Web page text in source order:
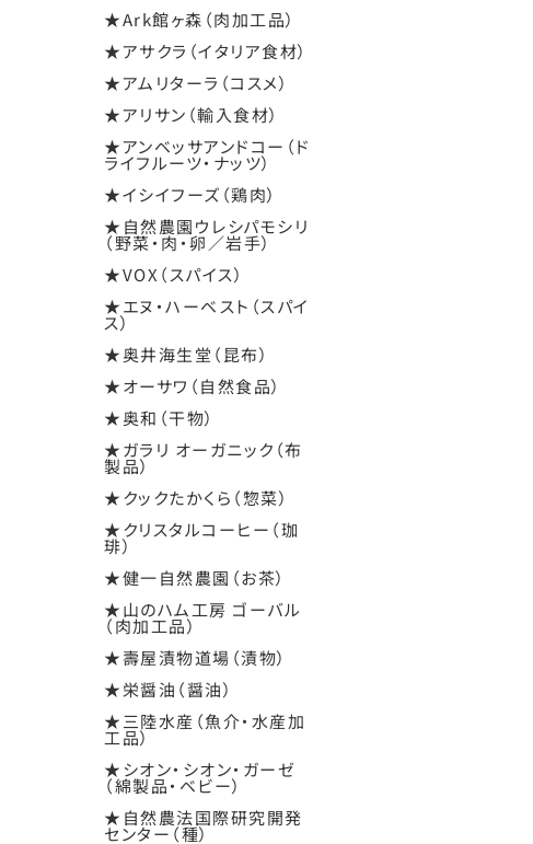
★Ark館ヶ森（肉加工品）
★アサクラ（イタリア食材）
★アムリターラ（コスメ）
★アリサン（輸入食材）
★アンベッサアンドコー（ド
ライフルーツ・ナッツ）
★イシイフーズ（鶏肉）
★自然農園ウレシパモシリ
（野菜・肉・卵／岩手）
★VOX（スパイス）
★エヌ・ハーベスト（スパイ
ス）
★奥井海生堂（昆布）
★オーサワ（自然食品）
★奥和（干物）
★ガラリ オーガニック（布
製品）
★クックたかくら（惣菜）
★クリスタルコーヒー（珈
琲）
★健一自然農園（お茶）
★山のハム工房 ゴーバル
（肉加工品）
★壽屋漬物道場（漬物）
★栄醤油（醤油）
★三陸水産（魚介・水産加
工品）
★シオン・シオン・ガーゼ
（綿製品・ベビー）
★自然農法国際研究開発
センター（種）